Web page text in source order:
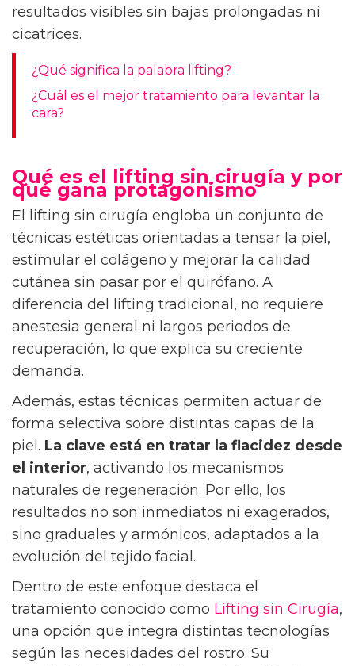
resultados visibles sin bajas prolongadas ni
cicatrices.
¿Qué significa la palabra lifting?
¿Cuál es el mejor tratamiento para levantar la
cara?
Qué es el lifting sin cirugía y por
qué gana protagonismo
El lifting sin cirugía engloba un conjunto de
técnicas estéticas orientadas a tensar la piel,
estimular el colágeno y mejorar la calidad
cutánea sin pasar por el quirófano. A
diferencia del lifting tradicional, no requiere
anestesia general ni largos periodos de
recuperación, lo que explica su creciente
demanda.
Además, estas técnicas permiten actuar de
forma selectiva sobre distintas capas de la
piel. La clave está en tratar la flacidez desde
el interior, activando los mecanismos
naturales de regeneración. Por ello, los
resultados no son inmediatos ni exagerados,
sino graduales y armónicos, adaptados a la
evolución del tejido facial.
Dentro de este enfoque destaca el
tratamiento conocido como Lifting sin Cirugía,
una opción que integra distintas tecnologías
según las necesidades del rostro. Su